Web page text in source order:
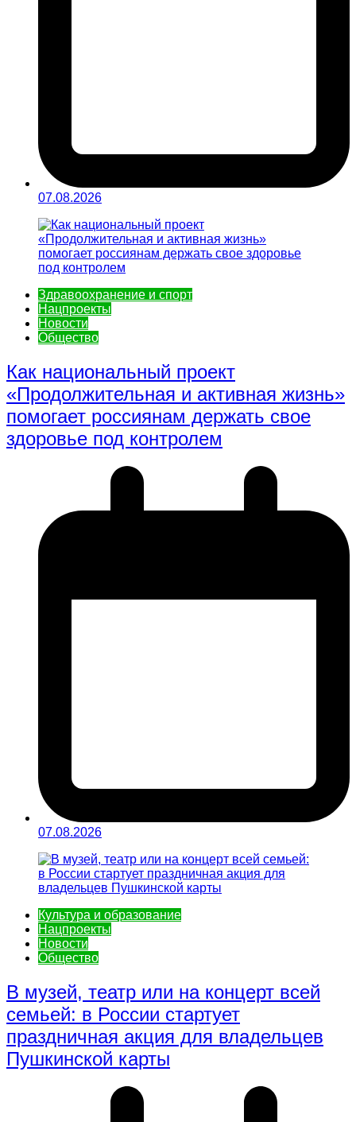
07.08.2026
Здравоохранение и спорт
Нацпроекты
Новости
Общество
Как национальный проект
«Продолжительная и активная жизнь»
помогает россиянам держать свое
здоровье под контролем
07.08.2026
Культура и образование
Нацпроекты
Новости
Общество
В музей, театр или на концерт всей
семьей: в России стартует
праздничная акция для владельцев
Пушкинской карты